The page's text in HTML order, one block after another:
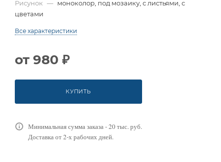
Рисунок — моноколор, под мозаику, с листьями, с
цветами
Все характеристики
от 980 ₽
КУПИТЬ
Минимальная сумма заказа - 20 тыс. руб.
Доставка от 2-х рабочих дней.